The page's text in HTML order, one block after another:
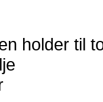
holder til